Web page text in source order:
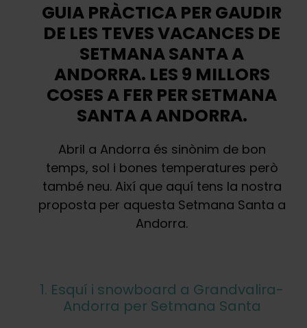
GUIA PRÀCTICA PER GAUDIR
DE LES TEVES VACANCES DE
SETMANA SANTA A
ANDORRA. LES 9 MILLORS
COSES A FER PER SETMANA
SANTA A ANDORRA.
Abril a Andorra és sinònim de bon
temps, sol i bones temperatures però
també neu. Així que aquí tens la nostra
proposta per aquesta Setmana Santa a
Andorra.
1. Esquí i snowboard a Grandvalira-
Andorra per Setmana Santa